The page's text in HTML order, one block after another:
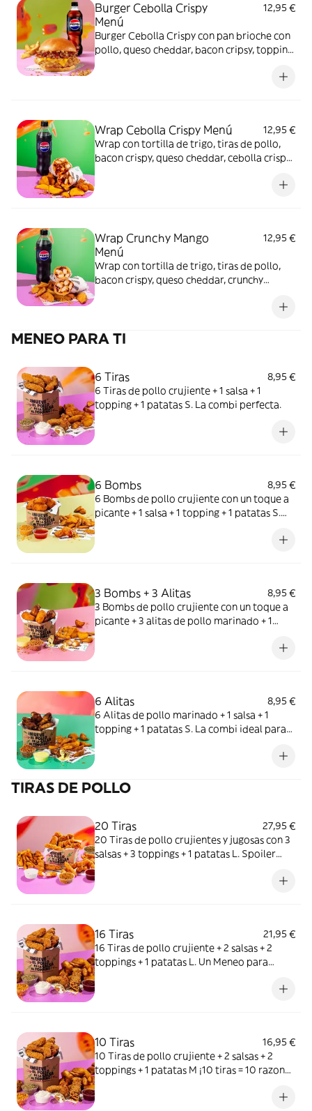
Burger Cebolla Crispy
Menú
12,95 €
Burger Cebolla Crispy con pan brioche con
pollo, queso cheddar, bacon cripsy, topping
Wrap Cebolla Crispy Menú
12,95 €
Wrap con tortilla de trigo, tiras de pollo,
bacon crispy, queso cheddar, cebolla crispy
Wrap Crunchy Mango
Menú
12,95 €
Wrap con tortilla de trigo, tiras de pollo,
bacon crispy, queso cheddar, crunchy
MENEO PARA TI
6 Tiras
8,95 €
6 Tiras de pollo crujiente + 1 salsa + 1
topping + 1 patatas S. La combi perfecta.
6 Bombs
8,95 €
6 Bombs de pollo crujiente con un toque a
picante + 1 salsa + 1 topping + 1 patatas S.
3 Bombs + 3 Alitas
8,95 €
3 Bombs de pollo crujiente con un toque a
picante + 3 alitas de pollo marinado + 1
6 Alitas
8,95 €
6 Alitas de pollo marinado + 1 salsa + 1
topping + 1 patatas S. La combi ideal para
TIRAS DE POLLO
20 Tiras
27,95 €
20 Tiras de pollo crujientes y jugosas con 3
salsas + 3 toppings + 1 patatas L. Spoiler
16 Tiras
21,95 €
16 Tiras de pollo crujiente + 2 salsas + 2
toppings + 1 patatas L. Un Meneo para
10 Tiras
16,95 €
10 Tiras de pollo crujiente + 2 salsas + 2
toppings + 1 patatas M ¡10 tiras = 10 razones